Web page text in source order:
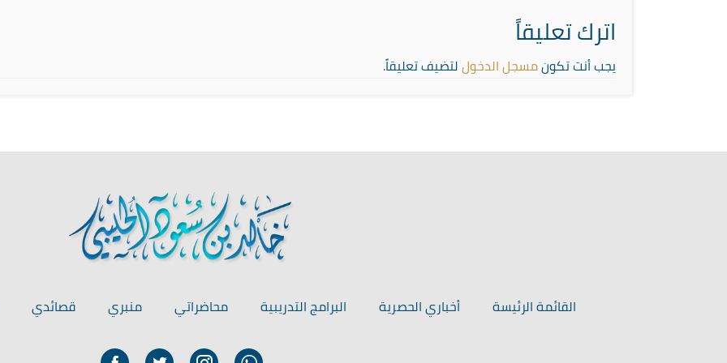
اترك تعليقاً
يجب أنت تكونمسجل الدخوللتضيف تعليقاً.
القائمة الرئيسة أخباري الحصرية البرامج التدريبية محاضراتي منبري قصائدي